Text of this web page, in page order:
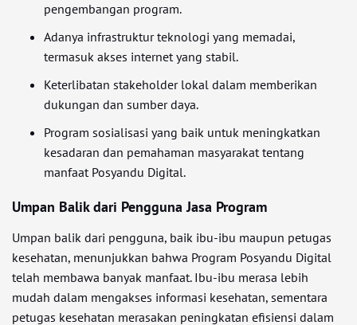
pengembangan program.
Adanya infrastruktur teknologi yang memadai,
termasuk akses internet yang stabil.
Keterlibatan stakeholder lokal dalam memberikan
dukungan dan sumber daya.
Program sosialisasi yang baik untuk meningkatkan
kesadaran dan pemahaman masyarakat tentang
manfaat Posyandu Digital.
Umpan Balik dari Pengguna Jasa Program
Umpan balik dari pengguna, baik ibu-ibu maupun petugas
kesehatan, menunjukkan bahwa Program Posyandu Digital
telah membawa banyak manfaat. Ibu-ibu merasa lebih
mudah dalam mengakses informasi kesehatan, sementara
petugas kesehatan merasakan peningkatan efisiensi dalam